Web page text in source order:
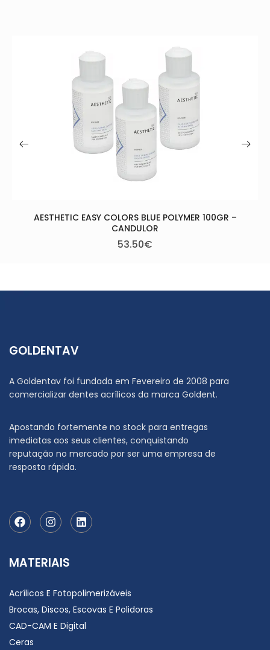
BLUE POLYMER 100GR –
GOLDENTAV
A Goldentav foi fundada em Fevereiro de 2008 para
comercializar dentes acrílicos da marca Goldent.
Apostando fortemente no stock para entregas
imediatas aos seus clientes, conquistando
reputação no mercado por ser uma empresa de
resposta rápida.
MATERIAIS
Acrílicos E Fotopolimerizáveis
Brocas, Discos, Escovas E Polidoras
CAD-CAM E Digital
Ceras